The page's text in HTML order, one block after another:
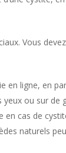
Vous
ligne, en
ou sur
en cas de
naturels